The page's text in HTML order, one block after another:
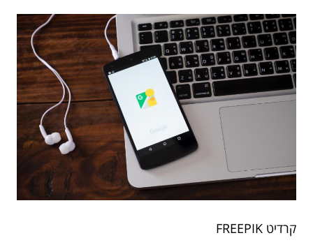
קרדיט FREEPIK